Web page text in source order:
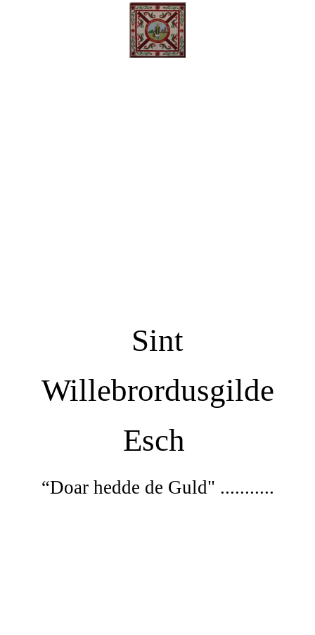
Sint
Willebrordusgilde
Esch
“Doar hedde de Guld" ...........